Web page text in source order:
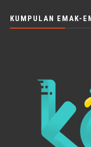
KUMPULAN EMAK-